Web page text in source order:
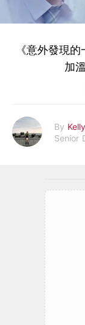
《意外發現
加
By Kelly
Senior